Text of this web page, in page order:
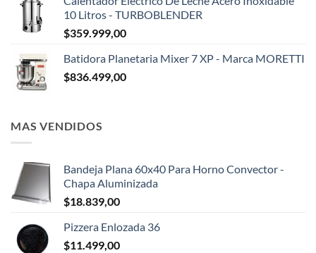
10 Litros - TURBOBLENDER
$359.999,00
Batidora Planetaria Mixer 7 XP - Marca MORETTI
$836.499,00
MAS VENDIDOS
Bandeja Plana 60x40 Para Horno Convector -
Chapa Aluminizada
$18.839,00
Pizzera Enlozada 36
$11.499,00